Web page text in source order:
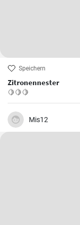
Speichern
Zitronennester
🍋🍋🍋
Mis12